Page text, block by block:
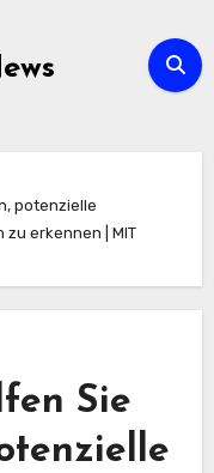
potenzielle
erkennen | MIT
Sie